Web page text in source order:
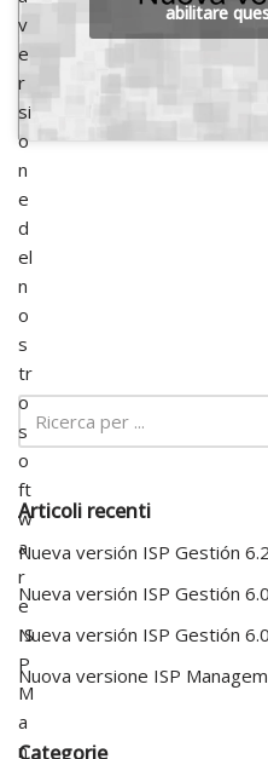
v
e
r
si
o
n
e
d
el
n
o
s
tr
o
s
o
ft
w
a
r
e
IS
P
M
a
n
abilitare
Articoli recenti
Nueva versión ISP Gestión 6.2
Nueva versión ISP Gestión
Nueva versión ISP Gestión 6.0
Nuova versione ISP
Categorie